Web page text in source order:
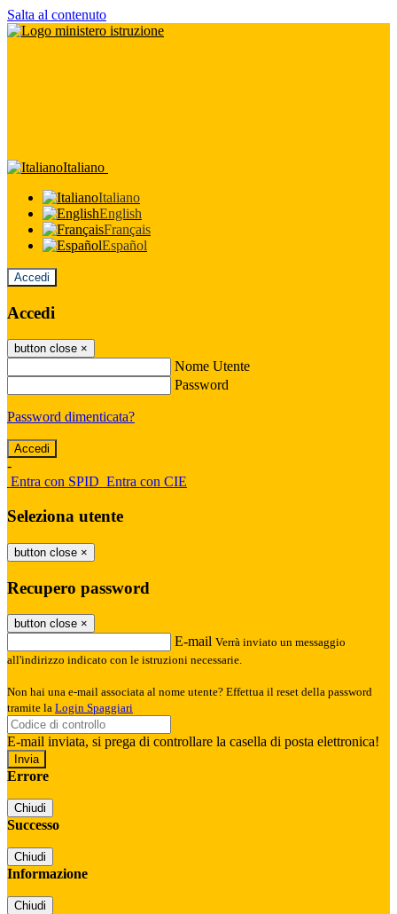
Salta al contenuto
Italiano
Italiano
English
Français
Español
Accedi
Accedi
button close ×
Nome Utente
Password
Password dimenticata?
-
Entra con SPID Entra con CIE
Seleziona utente
button close ×
Recupero password
button close ×
E-mail Verrà inviato un messaggio
all'indirizzo indicato con le istruzioni necessarie.
Non hai una e-mail associata al nome utente? Effettua il reset della password
tramite la Login Spaggiari
E-mail inviata, si prega di controllare la casella di posta elettronica!
Errore
Chiudi
Successo
Chiudi
Informazione
Chiudi